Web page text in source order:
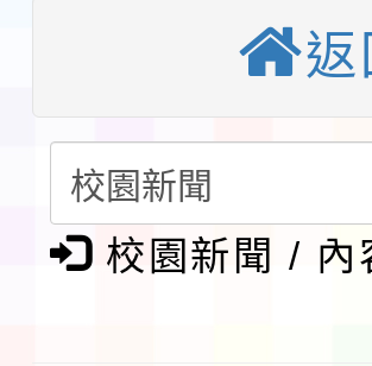
程安排一案
「桃園市補助
展演活動實施
請一案
教育部校安中
報
淨零綠領人才
檢送桃園市
返
校園新聞 / 內